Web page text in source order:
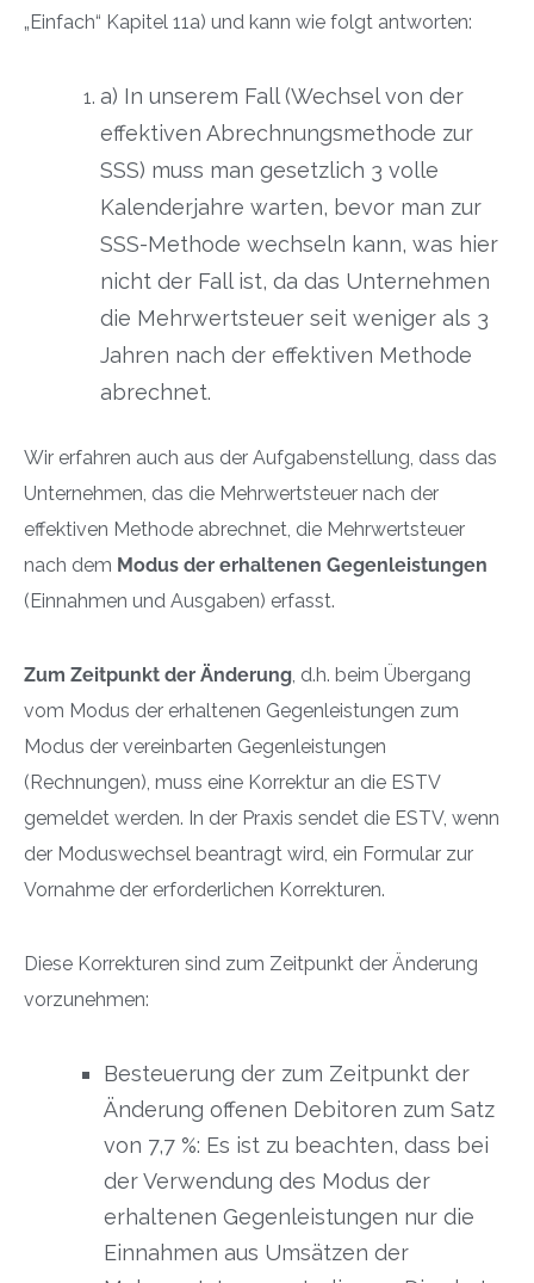
„Einfach“ Kapitel 11a) und kann wie folgt antworten:
a) In unserem Fall (Wechsel von der
effektiven Abrechnungsmethode zur
SSS) muss man gesetzlich 3 volle
Kalenderjahre warten, bevor man zur
SSS-Methode wechseln kann, was hier
nicht der Fall ist, da das Unternehmen
die Mehrwertsteuer seit weniger als 3
Jahren nach der effektiven Methode
abrechnet.
Wir erfahren auch aus der Aufgabenstellung, dass das
Unternehmen, das die Mehrwertsteuer nach der
effektiven Methode abrechnet, die Mehrwertsteuer
nach dem Modus der erhaltenen Gegenleistungen
(Einnahmen und Ausgaben) erfasst.
Zum Zeitpunkt der Änderung, d.h. beim Übergang
vom Modus der erhaltenen Gegenleistungen zum
Modus der vereinbarten Gegenleistungen
(Rechnungen), muss eine Korrektur an die ESTV
gemeldet werden. In der Praxis sendet die ESTV, wenn
der Moduswechsel beantragt wird, ein Formular zur
Vornahme der erforderlichen Korrekturen.
Diese Korrekturen sind zum Zeitpunkt der Änderung
vorzunehmen:
Besteuerung der zum Zeitpunkt der
Änderung offenen Debitoren zum Satz
von 7,7 %: Es ist zu beachten, dass bei
der Verwendung des Modus der
erhaltenen Gegenleistungen nur die
Einnahmen aus Umsätzen der